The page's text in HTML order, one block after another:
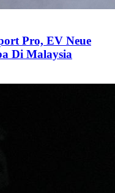
Pro, EV Neue
Di Malaysia